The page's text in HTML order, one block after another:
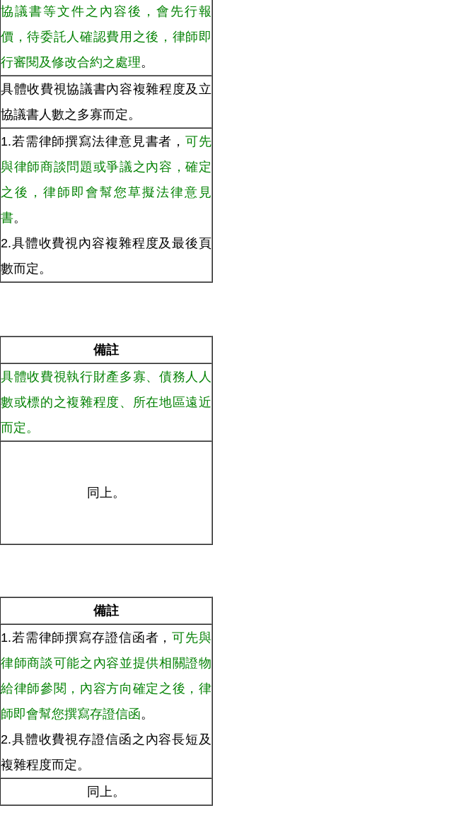
協議書等文件之內容後，會先行報
價，待委託人確認費用之後，律師即
行審閱及修改合約之處理。
具體收費視協議書內容複雜程度及立
協議書人數之多寡而定。
1.若需律師撰寫法律意見書者，可先
與律師商談問題或爭議之內容，確定
之後，律師即會幫您草擬法律意見
書。
2.具體收費視內容複雜程度及最後頁
數而定。
備註
具體收費視執行財產多寡、債務人人
數或標的之複雜程度、所在地區遠近
而定。
同上。
備註
1.若需律師撰寫存證信函者，可先與
律師商談可能之內容並提供相關證物
給律師參閱，內容方向確定之後，律
師即會幫您撰寫存證信函。
2.具體收費視存證信函之內容長短及
複雜程度而定。
同上。